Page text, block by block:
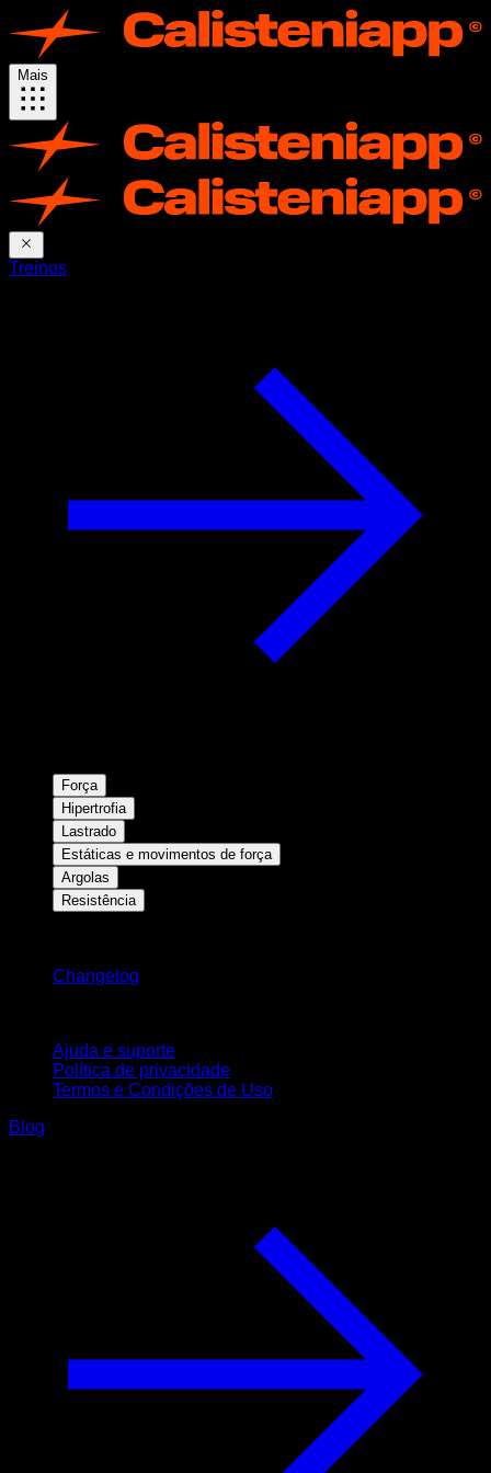
Mais
Treinos
Força
Hipertrofia
Lastrado
Estáticas e movimentos de força
Argolas
Resistência
Changelog
Ajuda e suporte
Política de privacidade
Termos e Condições de Uso
Blog